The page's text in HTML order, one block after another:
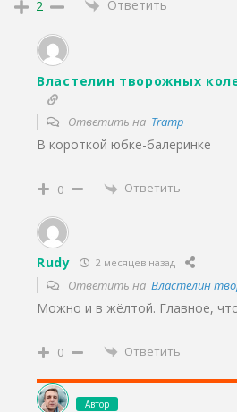
2 Ответить
Властелин творожных
Ответить на Tramp
В короткой юбке-балеринке
0 Ответить
Rudy 2 месяцев назад
Ответить на Властелин
Можно и в жёлтой. Главное,
0 Ответить
Автор